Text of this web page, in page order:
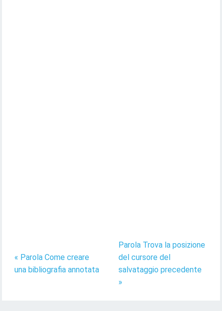
« Parola Come creare
una bibliografia annotata
Parola Trova la posizione
del cursore del
salvataggio precedente
»